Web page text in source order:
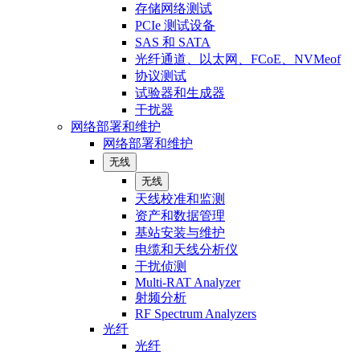
存储网络测试
PCIe 测试设备
SAS 和 SATA
光纤通道、以太网、FCoE、NVMeof
协议测试
试验器和生成器
干扰器
网络部署和维护
网络部署和维护
无线
无线
天线校准和监测
资产和数据管理
基站安装与维护
电缆和天线分析仪
干扰侦测
Multi-RAT Analyzer
射频分析
RF Spectrum Analyzers
光纤
光纤